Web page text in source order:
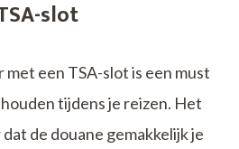
slot
een TSA-slot is een must
tijdens je reizen. Het
de douane gemakkelijk je